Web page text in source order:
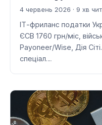
4 червень 2026 · 9 хв
ІТ-фриланс податки
ЄСВ 1760 грн/міс,
Payoneer/Wise, Дія
спеціал…